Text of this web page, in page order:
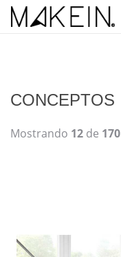
CONCEPTOS
Mostrando 12 de 170